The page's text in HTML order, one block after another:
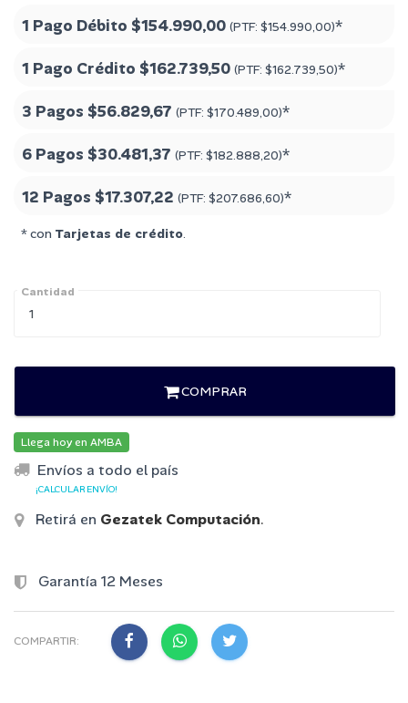
1 Pago Débito $154.990,00 (PTF: $154.990,00)*
1 Pago Crédito $162.739,50 (PTF: $162.739,50)*
3 Pagos $56.829,67 (PTF: $170.489,00)*
6 Pagos $30.481,37 (PTF: $182.888,20)*
12 Pagos $17.307,22 (PTF: $207.686,60)*
* con Tarjetas de crédito.
Cantidad
COMPRAR
Llega hoy en AMBA
Envíos a todo el país
¡CALCULAR ENVÍO!
Retirá en Gezatek Computación.
Garantía 12 Meses
COMPARTIR: